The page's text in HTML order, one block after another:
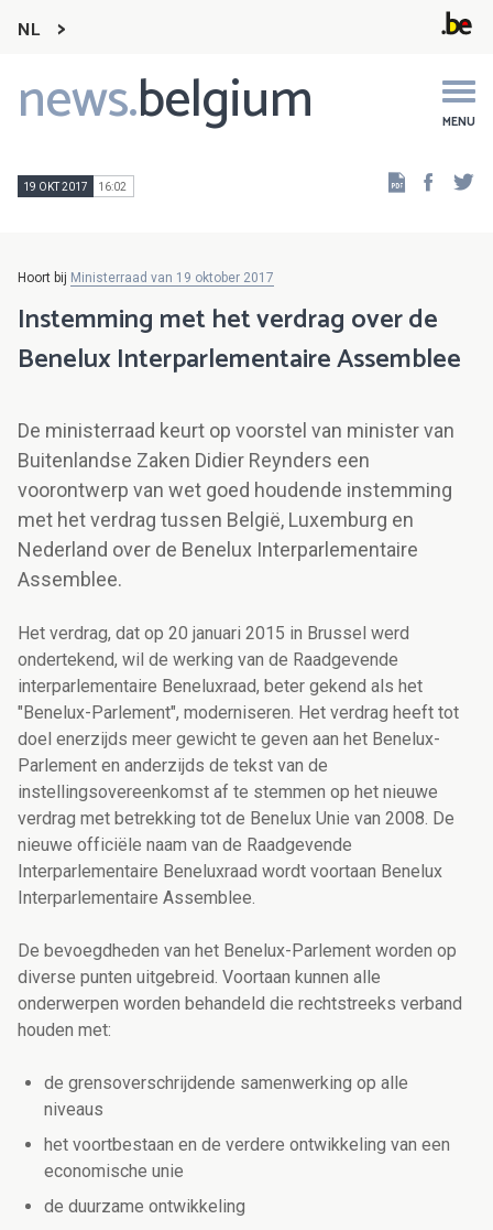
NL
news.belgium MENU
Main
navigation
19 OKT 2017 16:02
Hoort bij Ministerraad van 19 oktober 2017
Instemming met het verdrag over de
Benelux Interparlementaire Assemblee
De ministerraad keurt op voorstel van minister van
Buitenlandse Zaken Didier Reynders een
voorontwerp van wet goed houdende instemming
met het verdrag tussen België, Luxemburg en
Nederland over de Benelux Interparlementaire
Assemblee.
Het verdrag, dat op 20 januari 2015 in Brussel werd
ondertekend, wil de werking van de Raadgevende
interparlementaire Beneluxraad, beter gekend als het
"Benelux-Parlement", moderniseren. Het verdrag heeft tot
doel enerzijds meer gewicht te geven aan het Benelux-
Parlement en anderzijds de tekst van de
instellingsovereenkomst af te stemmen op het nieuwe
verdrag met betrekking tot de Benelux Unie van 2008. De
nieuwe officiële naam van de Raadgevende
Interparlementaire Beneluxraad wordt voortaan Benelux
Interparlementaire Assemblee.
De bevoegdheden van het Benelux-Parlement worden op
diverse punten uitgebreid. Voortaan kunnen alle
onderwerpen worden behandeld die rechtstreeks verband
houden met:
de grensoverschrijdende samenwerking op alle
niveaus
het voortbestaan en de verdere ontwikkeling van een
economische unie
de duurzame ontwikkeling